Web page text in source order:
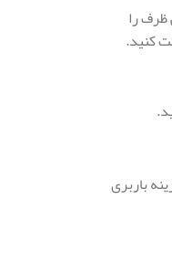
ظرف را
کنید.
باربری